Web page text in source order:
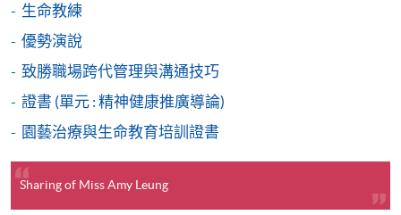
親身報名/郵遞
凡以「先到先得」為取錄方式的課程，請填妥
SF26報名表，親往報名中心或以郵遞方式連同學
費以及所需證明文件呈交。
生命教練
優勢演說
致勝職場跨代管理與溝通技巧
證書 (單元 : 精神健康推廣導論)
園藝治療與生命教育培訓證書
Sharing of Miss Amy Leung